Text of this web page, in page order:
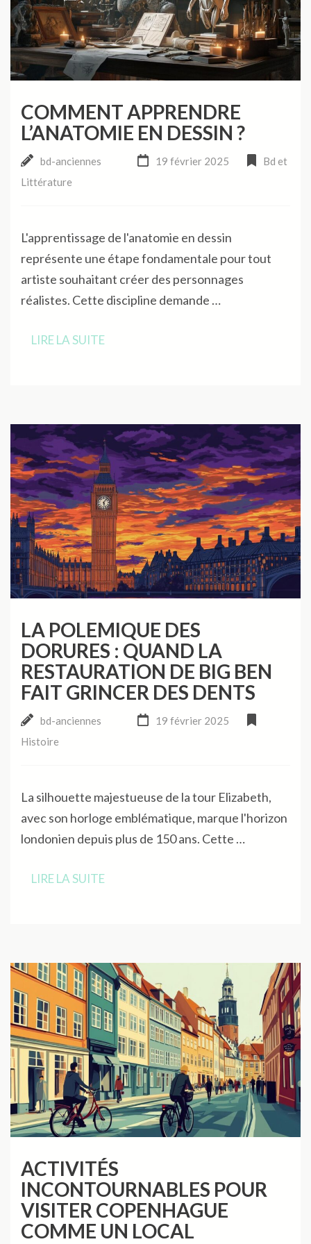
COMMENT APPRENDRE
L’ANATOMIE EN DESSIN ?
bd-anciennes 19 février 2025
Bd et
Littérature
L'apprentissage de l'anatomie en dessin
représente une étape fondamentale pour tout
artiste souhaitant créer des personnages
réalistes. Cette discipline demande …
LIRE LA SUITE
LA POLEMIQUE DES
DORURES : QUAND LA
RESTAURATION DE BIG BEN
FAIT GRINCER DES DENTS
bd-anciennes
19 février 2025
Histoire
La silhouette majestueuse de la tour Elizabeth,
avec son horloge emblématique, marque l'horizon
londonien depuis plus de 150 ans. Cette …
LIRE LA SUITE
ACTIVITÉS
INCONTOURNABLES POUR
VISITER COPENHAGUE
COMME UN LOCAL